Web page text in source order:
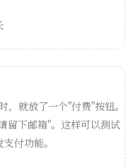
就放了一个"付费"按钮。
留下邮箱"。这样可以测试
付功能。